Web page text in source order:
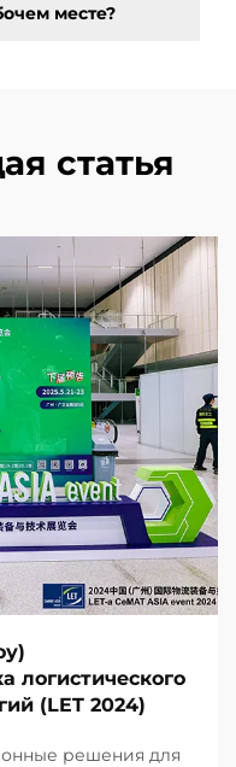
месте?
статья
логистического
(LET 2024)
решения для